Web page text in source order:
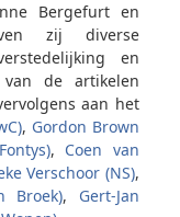
Bergefurt en
zij diverse
en
de artikelen
aan het
, Gordon Brown
, Coen van
Verschoor (NS),
Broek), Gert-Jan